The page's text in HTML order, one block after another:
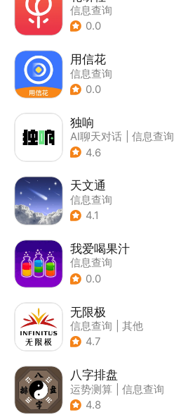
信息查询
0.0
用信花
信息查询
0.0
独响
AI聊天对话
信息查询
4.6
天文通
信息查询
4.1
我爱喝果汁
信息查询
0.0
无限极
信息查询
其他
4.7
八字排盘
运势测算
信息查询
4.8